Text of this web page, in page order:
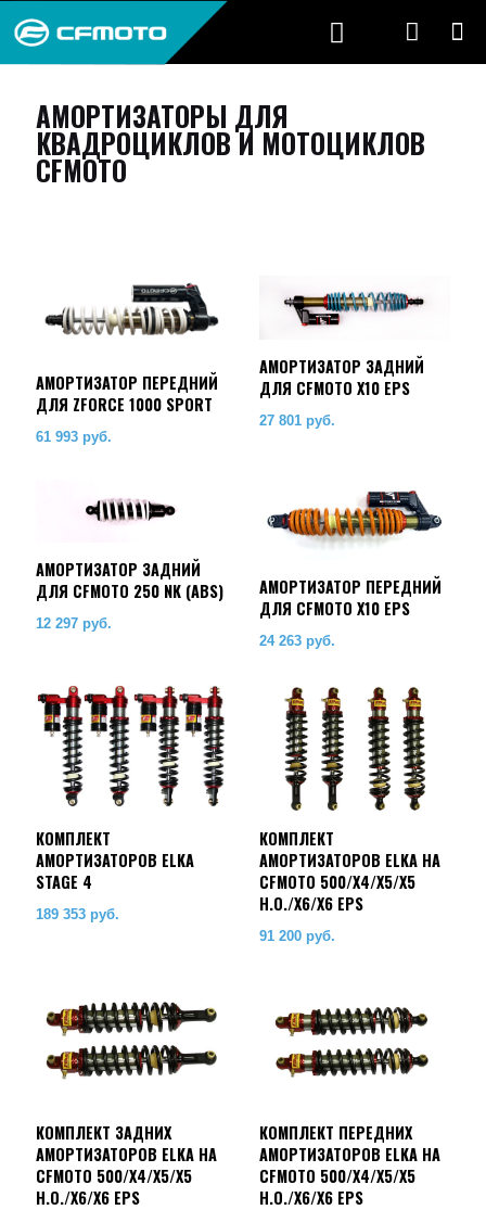
АМОРТИЗАТОРЫ ДЛЯ
КВАДРОЦИКЛОВ И МОТОЦИКЛОВ
CFMOTO
АМОРТИЗАТОР ПЕРЕДНИЙ
ДЛЯ ZFORCE 1000 SPORT
61 993 руб.
АМОРТИЗАТОР ЗАДНИЙ
ДЛЯ CFMOTO X10 EPS
27 801 руб.
АМОРТИЗАТОР ЗАДНИЙ
ДЛЯ CFMOTO 250 NK (ABS)
12 297 руб.
АМОРТИЗАТОР ПЕРЕДНИЙ
ДЛЯ CFMOTO X10 EPS
24 263 руб.
КОМПЛЕКТ
АМОРТИЗАТОРОВ ELKA
STAGE 4
189 353 руб.
КОМПЛЕКТ
АМОРТИЗАТОРОВ ELKA НА
CFMOTO 500/X4/X5/X5
H.O./X6/X6 EPS
91 200 руб.
КОМПЛЕКТ ЗАДНИХ
АМОРТИЗАТОРОВ ELKA НА
CFMOTO 500/X4/X5/X5
H.O./X6/X6 EPS
КОМПЛЕКТ ПЕРЕДНИХ
АМОРТИЗАТОРОВ ELKA НА
CFMOTO 500/X4/X5/X5
H.O./X6/X6 EPS